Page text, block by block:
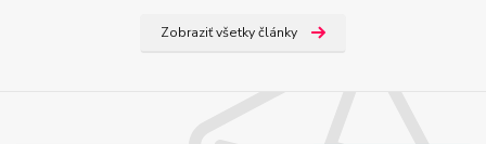
Zobraziť všetky články